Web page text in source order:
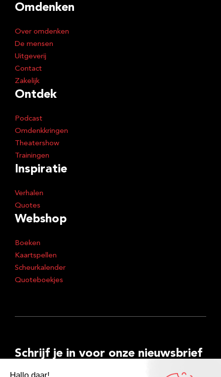
Omdenken
Over omdenken
De mensen
Uitgeverij
Contact
Zakelijk
Ontdek
Podcast
Omdenkkringen
Theatershow
Trainingen
Inspiratie
Verhalen
Quotes
Webshop
Boeken
Kaartspellen
Scheurkalender
Quoteboekjes
Schrijf je in voor onze nieuwsbrief